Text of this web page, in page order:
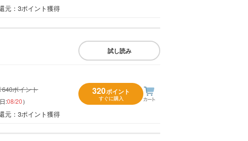
元 ：3ポイント獲得
試し読み
640ポイント
:08/20）
元 ：3ポイント獲得
320ポイント
すぐに購入